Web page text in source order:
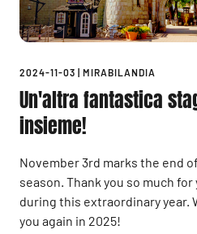
2024-11-03 MIRABILANDIA
Un'altra fantastica
insieme!
November 3rd marks the end
season. Thank you so much
during this extraordinary year.
you again in 2025!